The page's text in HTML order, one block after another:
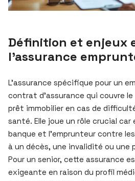
Définition et enjeux
l’assurance
L’assurance spécifique pour un
contrat d’assurance qui couvre
prêt immobilier en cas de
santé. Elle joue un rôle crucial
banque et l’emprunteur contre
à un décès, une invalidité ou une
Pour un senior, cette assurance
exigeante en raison du profil